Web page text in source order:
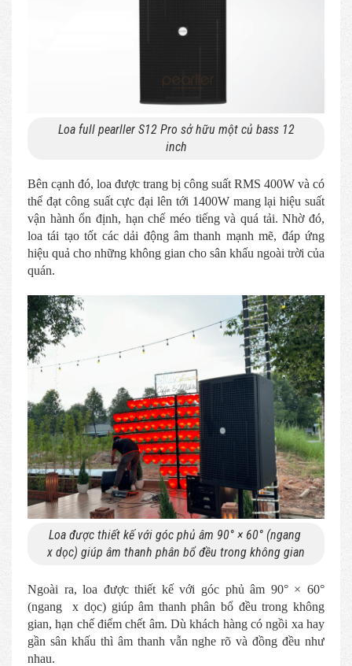
Loa full pearller S12 Pro sở hữu một củ bass 12
inch
Bên cạnh đó, loa được trang bị công suất RMS 400W và có
thể đạt công suất cực đại lên tới 1400W mang lại hiệu suất
vận hành ổn định, hạn chế méo tiếng và quá tải. Nhờ đó,
loa tái tạo tốt các dải động âm thanh mạnh mẽ, đáp ứng
hiệu quả cho những không gian cho sân khấu ngoài trời của
quán.
Loa được thiết kế với góc phủ âm 90° × 60° (ngang
x dọc) giúp âm thanh phân bổ đều trong không gian
Ngoài ra, loa được thiết kế với góc phủ âm 90° × 60°
(ngang x dọc) giúp âm thanh phân bổ đều trong không
gian, hạn chế điểm chết âm. Dù khách hàng có ngồi xa hay
gần sân khấu thì âm thanh vẫn nghe rõ và đồng đều như
nhau.